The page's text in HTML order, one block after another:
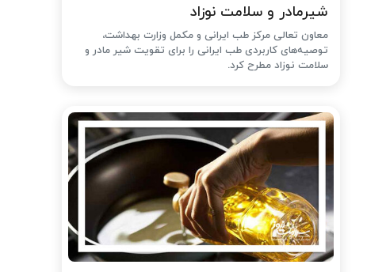
شیرمادر و سلامت نوزاد
معاون تعالی مرکز طب ایرانی و مکمل وزارت بهداشت،
توصیه‌های کاربردی طب ایرانی را برای تقویت شیر مادر و
سلامت نوزاد مطرح کرد.